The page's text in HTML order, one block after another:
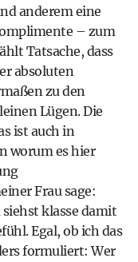
anderem eine
– zum
Tatsache, dass
absoluten
zu den
Lügen. Die
ist auch in
worum es hier
Frau sage:
klasse damit
Egal, ob ich das
formuliert: Wer